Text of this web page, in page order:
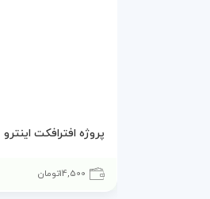
پروژه افترافکت اینترو
14,500تومان